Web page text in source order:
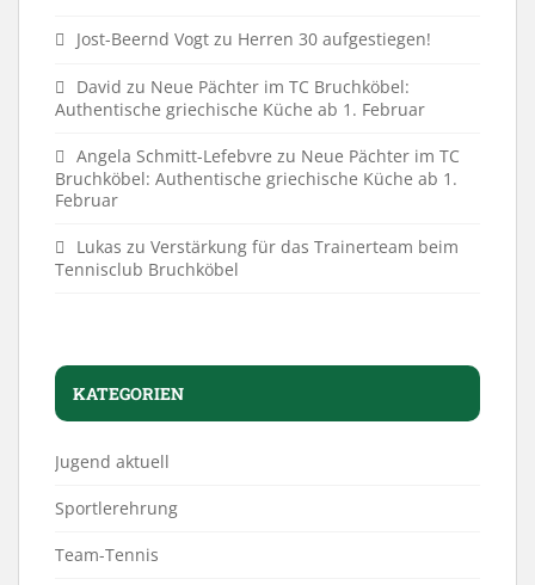
Jost-Beernd Vogt zu Herren 30 aufgestiegen!
David zu Neue Pächter im TC Bruchköbel:
Authentische griechische Küche ab 1. Februar
Angela Schmitt-Lefebvre zu Neue Pächter im TC
Bruchköbel: Authentische griechische Küche ab 1.
Februar
Lukas zu Verstärkung für das Trainerteam beim
Tennisclub Bruchköbel
KATEGORIEN
Jugend aktuell
Sportlerehrung
Team-Tennis